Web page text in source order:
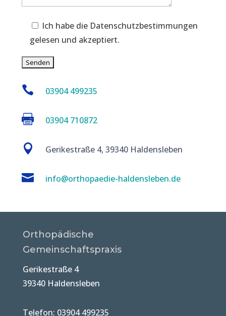
Ich habe die Datenschutzbestimmungen
gelesen und akzeptiert.
 03904 499235
 03904 710872
 Gerikestraße 4, 39340 Haldensleben
 info@orthopaedie-haldensleben.de
Orthopädische
Gemeinschaftspraxis
Gerikestraße 4
39340 Haldensleben
Telefon: 03904 499235